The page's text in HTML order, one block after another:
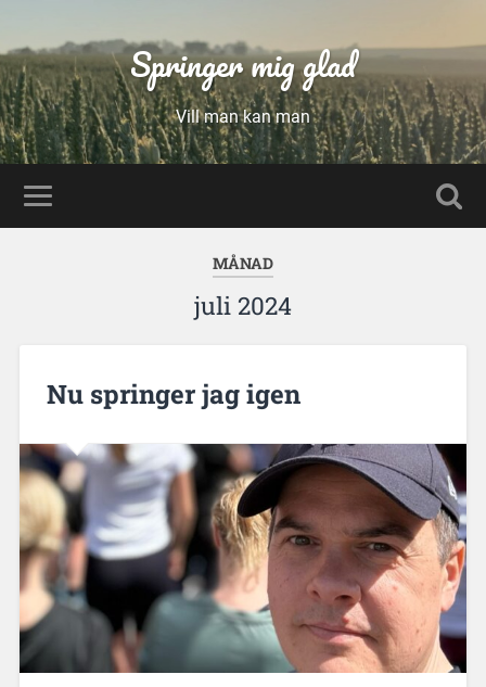
Springer mig glad
Vill man kan man
MÅNAD
juli 2024
Nu springer jag igen